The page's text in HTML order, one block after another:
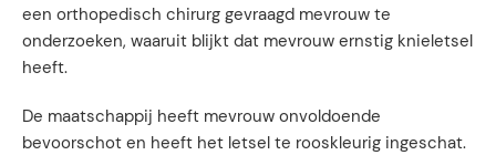
een orthopedisch chirurg gevraagd mevrouw te
onderzoeken, waaruit blijkt dat mevrouw ernstig knieletsel
heeft.
De maatschappij heeft mevrouw onvoldoende
bevoorschot en heeft het letsel te rooskleurig ingeschat.